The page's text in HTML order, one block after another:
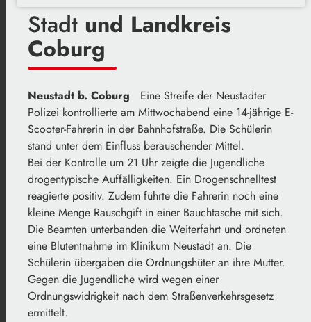
Stadt und Landkreis
Coburg
Neustadt b. Coburg
Eine Streife der Neustadter
Polizei kontrollierte am Mittwochabend eine 14-jährige E-
Scooter-Fahrerin in der Bahnhofstraße. Die Schülerin
stand unter dem Einfluss berauschender Mittel.
Bei der Kontrolle um 21 Uhr zeigte die Jugendliche
drogentypische Auffälligkeiten. Ein Drogenschnelltest
reagierte positiv. Zudem führte die Fahrerin noch eine
kleine Menge Rauschgift in einer Bauchtasche mit sich.
Die Beamten unterbanden die Weiterfahrt und ordneten
eine Blutentnahme im Klinikum Neustadt an. Die
Schülerin übergaben die Ordnungshüter an ihre Mutter.
Gegen die Jugendliche wird wegen einer
Ordnungswidrigkeit nach dem Straßenverkehrsgesetz
ermittelt.